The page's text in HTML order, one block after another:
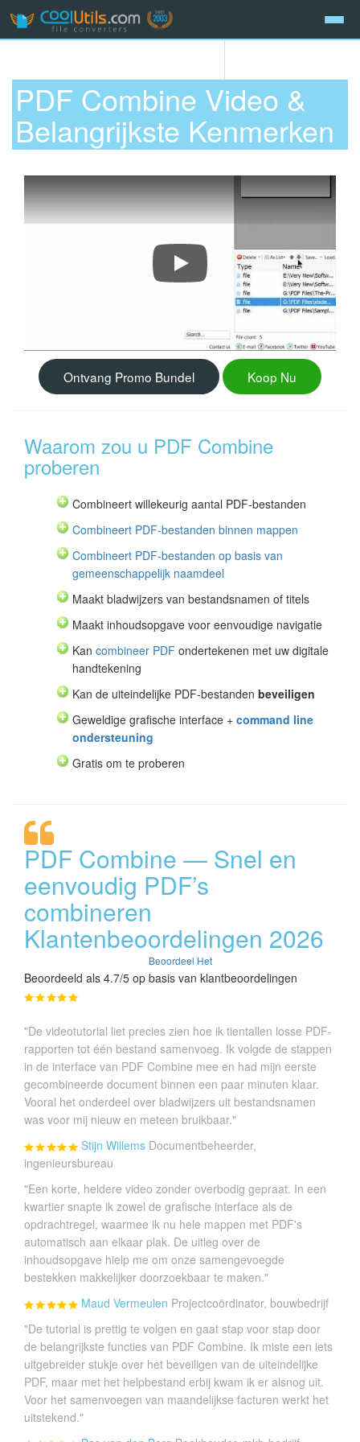
PDF Combine Video &
Belangrijkste Kenmerken
Hoe PDF-bestanden te
Ontvang Promo Bundel Koop Nu
Waarom zou u PDF Combine
proberen
Combineert willekeurig aantal PDF-bestanden
Combineert PDF-bestanden binnen mappen
Combineert PDF-bestanden op basis van
gemeenschappelijk naamdeel
Maakt bladwijzers van bestandsnamen of titels
Maakt inhoudsopgave voor eenvoudige navigatie
Kan combineer PDF ondertekenen met uw digitale
handtekening
Kan de uiteindelijke PDF-bestanden beveiligen
Geweldige grafische interface + command line
ondersteuning
Gratis om te proberen
PDF Combine — Snel en
eenvoudig PDF’s
combineren
Klantenbeoordelingen 2026
Beoordeel Het
Beoordeeld als 4.7/5 op basis van klantbeoordelingen
"De videotutorial liet precies zien hoe ik tientallen losse PDF-
rapporten tot één bestand samenvoeg. Ik volgde de stappen
in de interface van PDF Combine mee en had mijn eerste
gecombineerde document binnen een paar minuten klaar.
Vooral het onderdeel over bladwijzers uit bestandsnamen
was voor mij nieuw en meteen bruikbaar."
Stijn Willems Documentbeheerder,
ingenieursbureau
"Een korte, heldere video zonder overbodig gepraat. In een
kwartier snapte ik zowel de grafische interface als de
opdrachtregel, waarmee ik nu hele mappen met PDF's
automatisch aan elkaar plak. De uitleg over de
inhoudsopgave hielp me om onze samengevoegde
bestekken makkelijker doorzoekbaar te maken."
Maud Vermeulen Projectcoördinator, bouwbedrijf
"De tutorial is prettig te volgen en gaat stap voor stap door
de belangrijkste functies van PDF Combine. Ik miste een iets
uitgebreider stukje over het beveiligen van de uiteindelijke
PDF, maar met het helpbestand erbij kwam ik er alsnog uit.
Voor het samenvoegen van maandelijkse facturen werkt het
uitstekend."